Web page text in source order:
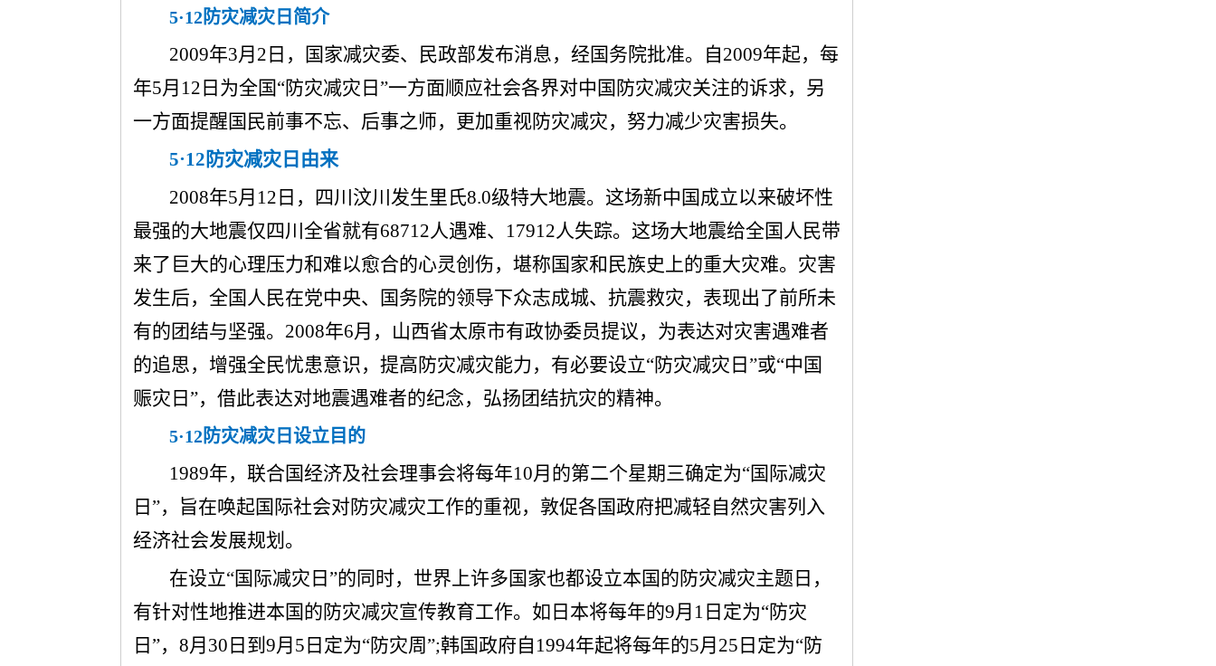
5·12防灾减灾日简介
2009年3月2日，国家减灾委、民政部发布消息，经国务院批准。自2009年起，每
年5月12日为全国“防灾减灾日”一方面顺应社会各界对中国防灾减灾关注的诉求，另
一方面提醒国民前事不忘、后事之师，更加重视防灾减灾，努力减少灾害损失。
5·12防灾减灾日由来
2008年5月12日，四川汶川发生里氏8.0级特大地震。这场新中国成立以来破坏性
最强的大地震仅四川全省就有68712人遇难、17912人失踪。这场大地震给全国人民带
来了巨大的心理压力和难以愈合的心灵创伤，堪称国家和民族史上的重大灾难。灾害
发生后，全国人民在党中央、国务院的领导下众志成城、抗震救灾，表现出了前所未
有的团结与坚强。2008年6月，山西省太原市有政协委员提议，为表达对灾害遇难者
的追思，增强全民忧患意识，提高防灾减灾能力，有必要设立“防灾减灾日”或“中国
赈灾日”，借此表达对地震遇难者的纪念，弘扬团结抗灾的精神。
5·12防灾减灾日设立目的
1989年，联合国经济及社会理事会将每年10月的第二个星期三确定为“国际减灾
日”，旨在唤起国际社会对防灾减灾工作的重视，敦促各国政府把减轻自然灾害列入
经济社会发展规划。
在设立“国际减灾日”的同时，世界上许多国家也都设立本国的防灾减灾主题日，
有针对性地推进本国的防灾减灾宣传教育工作。如日本将每年的9月1日定为“防灾
日”，8月30日到9月5日定为“防灾周”;韩国政府自1994年起将每年的5月25日定为“防